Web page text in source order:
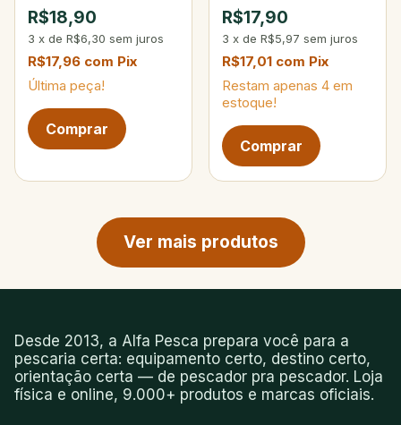
Amarelo/Branco
R$18,90
3 x de R$6,30 sem juros
R$17,96 com Pix
Última peça!
R$17,90
3 x de R$5,97 sem juros
R$17,01 com Pix
Restam apenas 4 em
estoque!
Ver mais produtos
Desde 2013, a Alfa Pesca prepara você para a
pescaria certa: equipamento certo, destino certo,
orientação certa — de pescador pra pescador. Loja
física e online, 9.000+ produtos e marcas oficiais.